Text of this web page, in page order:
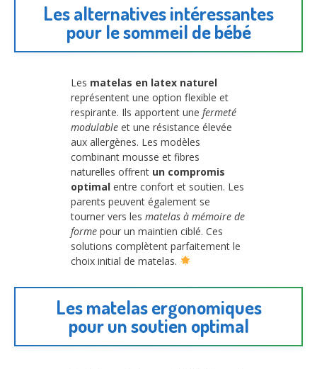
Les alternatives intéressantes
pour le sommeil de bébé
Les matelas en latex naturel
représentent une option flexible et
respirante. Ils apportent une fermeté
modulable et une résistance élevée
aux allergènes. Les modèles
combinant mousse et fibres
naturelles offrent un compromis
optimal entre confort et soutien. Les
parents peuvent également se
tourner vers les matelas à mémoire de
forme pour un maintien ciblé. Ces
solutions complètent parfaitement le
choix initial de matelas.
Les matelas ergonomiques
pour un soutien optimal